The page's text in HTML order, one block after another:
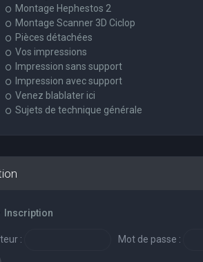
Montage Hephestos 2
Montage Scanner 3D Ciclop
Pièces détachées
Vos impressions
Impression sans support
Impression avec support
Venez blablater ici
Sujets de technique générale
Inscription
: Mot de passe :